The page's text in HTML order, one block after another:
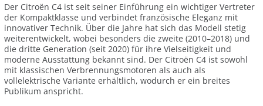
Der Citroën C4 ist seit seiner Einführung ein wichtiger Vertreter
der Kompaktklasse und verbindet französische Eleganz mit
innovativer Technik. Über die Jahre hat sich das Modell stetig
weiterentwickelt, wobei besonders die zweite (2010–2018) und
die dritte Generation (seit 2020) für ihre Vielseitigkeit und
moderne Ausstattung bekannt sind. Der Citroën C4 ist sowohl
mit klassischen Verbrennungsmotoren als auch als
vollelektrische Variante erhältlich, wodurch er ein breites
Publikum anspricht.